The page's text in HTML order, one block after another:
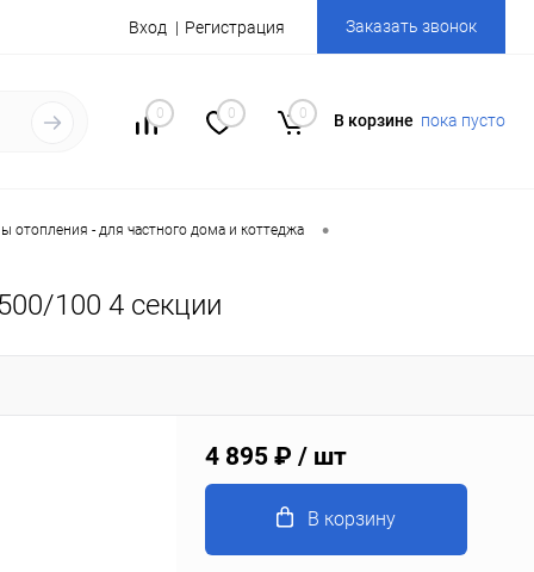
Вход Регистрация Заказать звонок
0 0 0 В корзине пока пусто
- для частного дома и коттеджа •
100 4 секции
4 895 ₽ / шт
В корзину